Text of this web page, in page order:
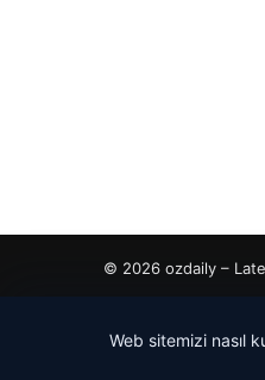
© 2026 ozdaily –
Web sitemizi nasıl